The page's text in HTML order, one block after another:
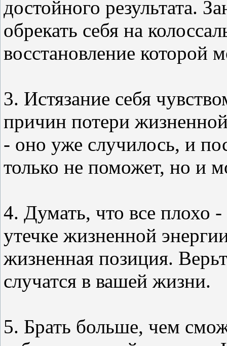
достойного результата.
обрекать себя на
восстановление которой
3. Истязание себя
причин потери
- оно уже случилось, и
только не поможет, но и
4. Думать, что все плохо
утечке жизненной
жизненная позиция.
случатся в вашей жизни.
5. Брать больше, чем